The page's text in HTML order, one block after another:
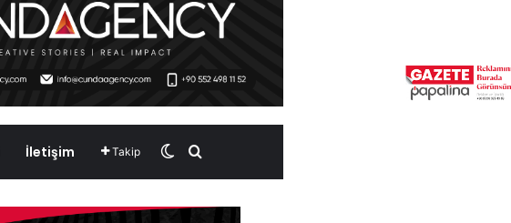
İletişim Takip Dış görünümü değiştir